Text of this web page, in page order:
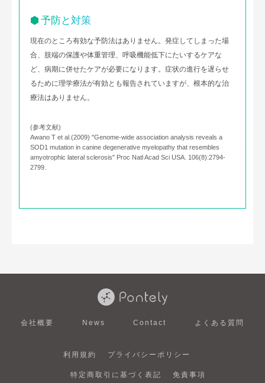
予防と対策
現在のところ有効な予防法はありません。発症してしまった場
合、肢端の保護や体重管理、呼吸機能低下にたいするケアな
ど、病期に併せたケアが必要になります。症状の進行を遅らせ
るために理学療法が有効とも報告されていますが、根本的な治
療法はありません。
(参考文献)
Awano T et al.(2009) "Genome-wide association analysis reveals a
SOD1 mutation in canine degenerative myelopathy that resembles
amyotrophic lateral sclerosis" Proc Natl Acad Sci USA. 106(8):2794-
2799.
会社概要 News Contact よくある質問
利用規約 プライバシーポリシー
特定商取引に基づく表記 免責事項